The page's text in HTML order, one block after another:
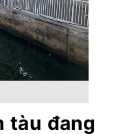
tàu đang